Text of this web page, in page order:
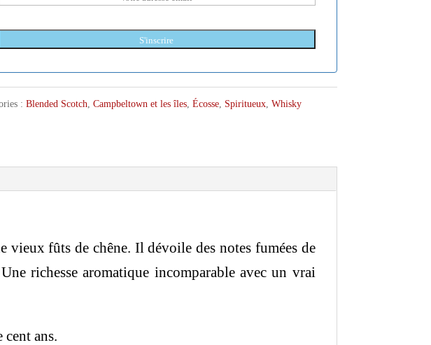
S'inscrire
: Blended Scotch, Campbeltown et les îles, Écosse, Spiritueux, Whisky
fûts de chêne. Il dévoile des notes fumées de
richesse aromatique incomparable avec un vrai
cent ans.